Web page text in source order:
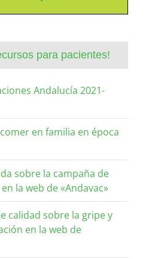
para pacientes!
Andalucía 2021-
en familia en época
sobre la campaña de
la web de «Andavac»
calidad sobre la gripe y
en la web de